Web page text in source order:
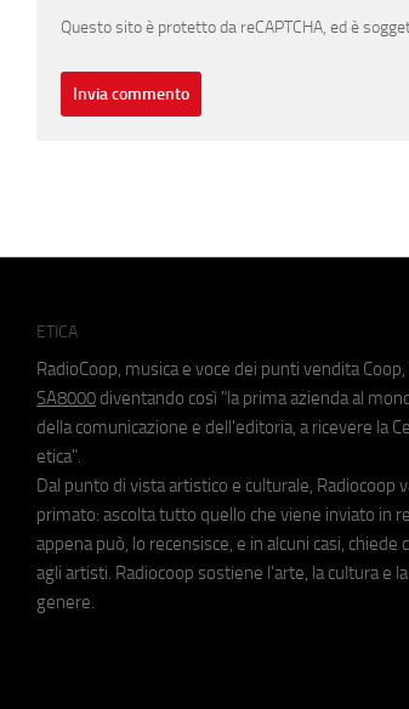
Questo sito è protetto da reCAPTCHA, ed è
ETICA
RadioCoop, musica e voce dei punti vendita
SA8000 diventando così "la prima azienda al
della comunicazione e dell'editoria, a ricevere la
etica".
Dal punto di vista artistico e culturale, Radiocoop
primato: ascolta tutto quello che viene inviato in
appena può, lo recensisce, e in alcuni casi, chiede
agli artisti. Radiocoop sostiene l'arte, la cultura e
genere.